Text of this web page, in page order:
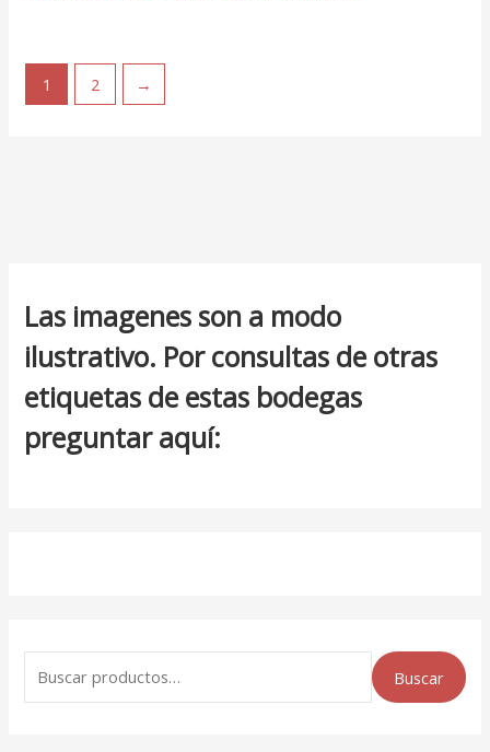
Las imagenes son a modo
ilustrativo. Por consultas de otras
etiquetas de estas bodegas
preguntar aquí:
Buscar
1 2 →